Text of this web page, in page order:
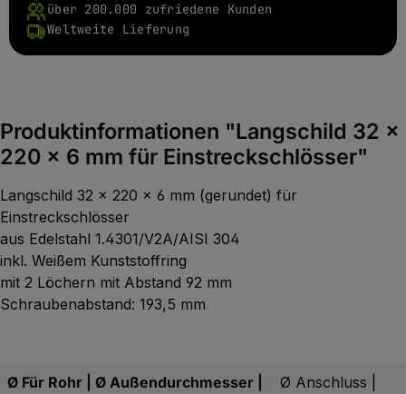
über 200.000 zufriedene Kunden
Weltweite Lieferung
Produktinformationen "Langschild 32 x
220 x 6 mm für Einstreckschlösser"
Langschild 32 x 220 x 6 mm (gerundet) für
Einstreckschlösser
aus Edelstahl 1.4301/V2A/AISI 304
inkl. Weißem Kunststoffring
mit 2 Löchern mit Abstand 92 mm
Schraubenabstand: 193,5 mm
Ø Für Rohr | Ø Außendurchmesser |
Ø Anschluss |